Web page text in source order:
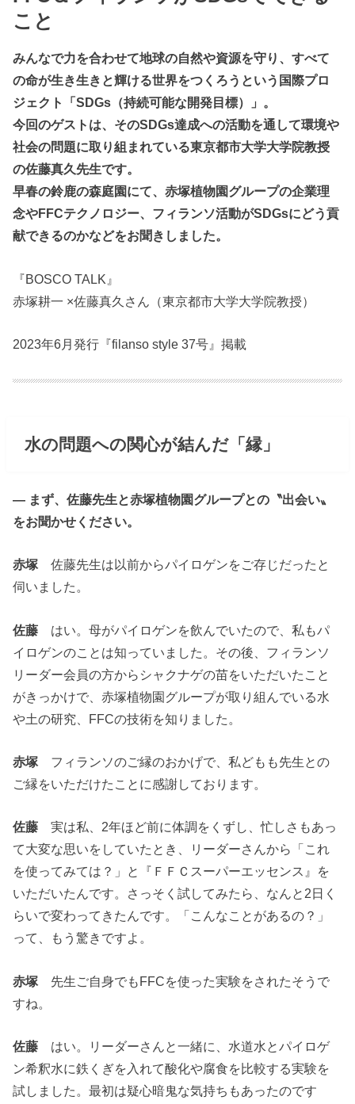
こと
みんなで力を合わせて地球の自然や資源を守り、すべて
の命が生き生きと輝ける世界をつくろうという国際プロ
ジェクト「SDGs（持続可能な開発目標）」。
今回のゲストは、そのSDGs達成への活動を通して環境や
社会の問題に取り組まれている東京都市大学大学院教授
の佐藤真久先生です。
早春の鈴鹿の森庭園にて、赤塚植物園グループの企業理
念やFFCテクノロジー、フィランソ活動がSDGsにどう貢
献できるのかなどをお聞きしました。
『BOSCO TALK』
赤塚耕一 ×佐藤真久さん（東京都市大学大学院教授）
2023年6月発行『filanso style 37号』掲載
水の問題への関心が結んだ「縁」
― まず、佐藤先生と赤塚植物園グループとの〝出会い〟
をお聞かせください。
赤塚 佐藤先生は以前からパイロゲンをご存じだったと
伺いました。
佐藤 はい。母がパイロゲンを飲んでいたので、私もパ
イロゲンのことは知っていました。その後、フィランソ
リーダー会員の方からシャクナゲの苗をいただいたこと
がきっかけで、赤塚植物園グループが取り組んでいる水
や土の研究、FFCの技術を知りました。
赤塚 フィランソのご縁のおかげで、私どもも先生との
ご縁をいただけたことに感謝しております。
佐藤 実は私、2年ほど前に体調をくずし、忙しさもあっ
て大変な思いをしていたとき、リーダーさんから「これ
を使ってみては？」と『ＦＦＣスーパーエッセンス』を
いただいたんです。さっそく試してみたら、なんと2日く
らいで変わってきたんです。「こんなことがあるの？」
って、もう驚きですよ。
赤塚 先生ご自身でもFFCを使った実験をされたそうで
すね。
佐藤 はい。リーダーさんと一緒に、水道水とパイロゲ
ン希釈水に鉄くぎを入れて酸化や腐食を比較する実験を
試しました。最初は疑心暗鬼な気持ちもあったのです